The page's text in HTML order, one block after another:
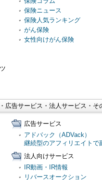
保険ニュース
保険人気ランキング
がん保険
女性向けがん保険
広告サービス・法人サービス・そ
広告サービス
アドバック（ADVack）
継続型のアフィリエイトで
法人向けサービス
IR動画・IR情報
リバースオークション